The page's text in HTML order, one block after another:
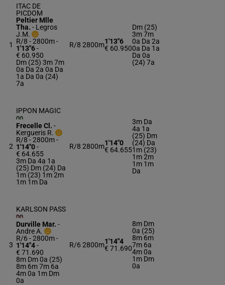
1
ITAC DE
PICDOM
Peltier Mlle
Tha. - Legros
J.M.
R/8 - 2800m-
1'13"6-
€ 60.950
Dm (25) 3m 7m
0a Da 2a 0a Da
1a Da 0a (24)
7a
R/8 2800m1'13"6
€ 60.950
Dm (25)
3m 7m
0a Da 2a
0a Da 1a
Da 0a
(24) 7a
2
IPPON MAGIC
Frecelle Cl. -
Kergueris R.
R/8 - 2800m-
1'14"0-
€ 64.655
3m Da 4a 1a
(25) Dm (24) Da
1m (23) 1m 2m
1m 1m Da
R/8 2800m1'14"0
€ 64.655
3m Da
4a 1a
(25) Dm
(24) Da
1m (23)
1m 2m
1m 1m
Da
3
KARLSON PASS
Durville Mar. -
Andre A.
R/6 - 2800m-
1'14"4-
€ 71.690
8m Dm 0a (25)
8m 6m 7m 6a
4m 0a 1m Dm
0a
R/6 2800m1'14"4
€ 71.690
8m Dm
0a (25)
8m 6m
7m 6a
4m 0a
1m Dm
0a